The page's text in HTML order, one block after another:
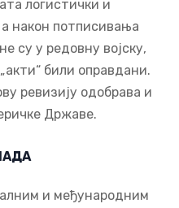
логистички и
након потписивања
су у редовну војску,
били оправдани.
ревизију одобрава и
Државе.
и међународним